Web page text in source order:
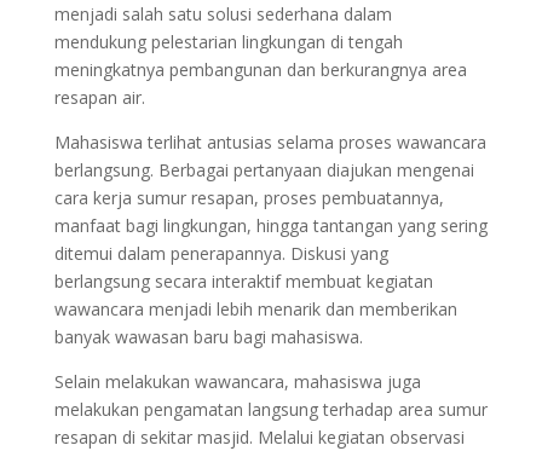
menjadi salah satu solusi sederhana dalam
mendukung pelestarian lingkungan di tengah
meningkatnya pembangunan dan berkurangnya area
resapan air.
Mahasiswa terlihat antusias selama proses wawancara
berlangsung. Berbagai pertanyaan diajukan mengenai
cara kerja sumur resapan, proses pembuatannya,
manfaat bagi lingkungan, hingga tantangan yang sering
ditemui dalam penerapannya. Diskusi yang
berlangsung secara interaktif membuat kegiatan
wawancara menjadi lebih menarik dan memberikan
banyak wawasan baru bagi mahasiswa.
Selain melakukan wawancara, mahasiswa juga
melakukan pengamatan langsung terhadap area sumur
resapan di sekitar masjid. Melalui kegiatan observasi